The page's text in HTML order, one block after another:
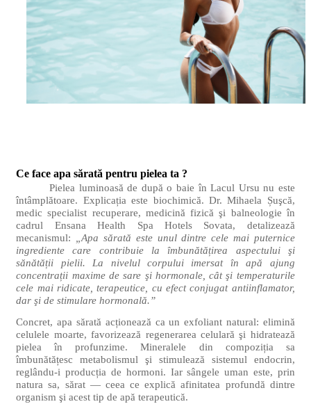
Ce face apa sărată pentru pielea ta ?
Pielea luminoasă de după o baie în Lacul Ursu nu este
întâmplătoare. Explicația este biochimică. Dr. Mihaela Șuşcă,
medic specialist recuperare, medicină fizică şi balneologie în
cadrul Ensana Health Spa Hotels Sovata, detalizează
mecanismul:
„Apa sărată este unul dintre cele mai puternice
ingrediente care contribuie la îmbunătățirea aspectului şi
sănătății pielii. La nivelul corpului imersat în apă ajung
concentrații maxime de sare şi hormonale, cât şi temperaturile
cele mai ridicate, terapeutice, cu efect conjugat antiinflamator,
dar şi de stimulare hormonală.”
Concret, apa sărată acționează ca un exfoliant natural: elimină
celulele moarte, favorizează regenerarea celulară şi hidratează
pielea în profunzime. Mineralele din compoziția sa
îmbunătățesc metabolismul şi stimulează sistemul endocrin,
reglându-i producția de hormoni. Iar sângele uman este, prin
natura sa, sărat — ceea ce explică afinitatea profundă dintre
organism şi acest tip de apă terapeutică.